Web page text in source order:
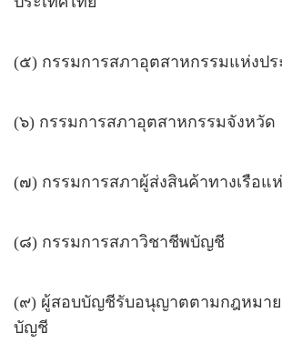
(๕) กรรมการสภาอุตสาหกรรมแห่งปร
(๖) กรรมการสภาอุตสาหกรรมจังหวัด
(๗) กรรมการสภาผู้ส่งสินค้าทางเรือแ
(๘) กรรมการสภาวิชาชีพบัญชี
(๙) ผู้สอบบัญชีรับอนุญาตตามกฎหมา
บัญชี